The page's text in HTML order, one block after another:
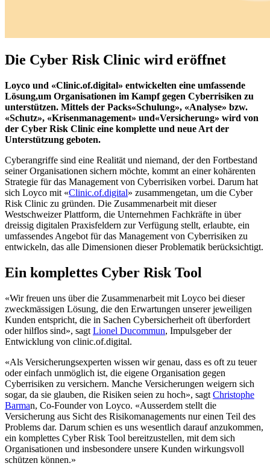
Die Cyber Risk Clinic wird eröffnet
Loyco und «Clinic.of.digital» entwickelten eine umfassende
Lösung,um Organisationen im Kampf gegen Cyberrisiken zu
unterstützen. Mittels der Packs«Schulung», «Analyse» bzw.
«Schutz», «Krisenmanagement» und«Versicherung» wird von
der Cyber Risk Clinic eine komplette und neue Art der
Unterstützung geboten.
Cyberangriffe sind eine Realität und niemand, der den Fortbestand
seiner Organisationen sichern möchte, kommt an einer kohärenten
Strategie für das Management von Cyberrisiken vorbei. Darum hat
sich Loyco mit «Clinic.of.digital» zusammengetan, um die Cyber
Risk Clinic zu gründen. Die Zusammenarbeit mit dieser
Westschweizer Plattform, die Unternehmen Fachkräfte in über
dreissig digitalen Praxisfeldern zur Verfügung stellt, erlaubte, ein
umfassendes Angebot für das Management von Cyberrisiken zu
entwickeln, das alle Dimensionen dieser Problematik berücksichtigt.
Ein komplettes Cyber Risk Tool
«Wir freuen uns über die Zusammenarbeit mit Loyco bei dieser
zweckmässigen Lösung, die den Erwartungen unserer jeweiligen
Kunden entspricht, die in Sachen Cybersicherheit oft überfordert
oder hilflos sind», sagt Lionel Ducommun, Impulsgeber der
Entwicklung von clinic.of.digital.
«Als Versicherungsexperten wissen wir genau, dass es oft zu teuer
oder einfach unmöglich ist, die eigene Organisation gegen
Cyberrisiken zu versichern. Manche Versicherungen weigern sich
sogar, da sie glauben, die Risiken seien zu hoch», sagt Christophe
Barman, Co-Founder von Loyco. «Ausserdem stellt die
Versicherung aus Sicht des Risikomanagements nur einen Teil des
Problems dar. Darum schien es uns wesentlich darauf anzukommen,
ein komplettes Cyber Risk Tool bereitzustellen, mit dem sich
Organisationen und insbesondere unsere Kunden wirkungsvoll
schützen können.»